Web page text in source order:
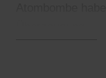
Atombombe